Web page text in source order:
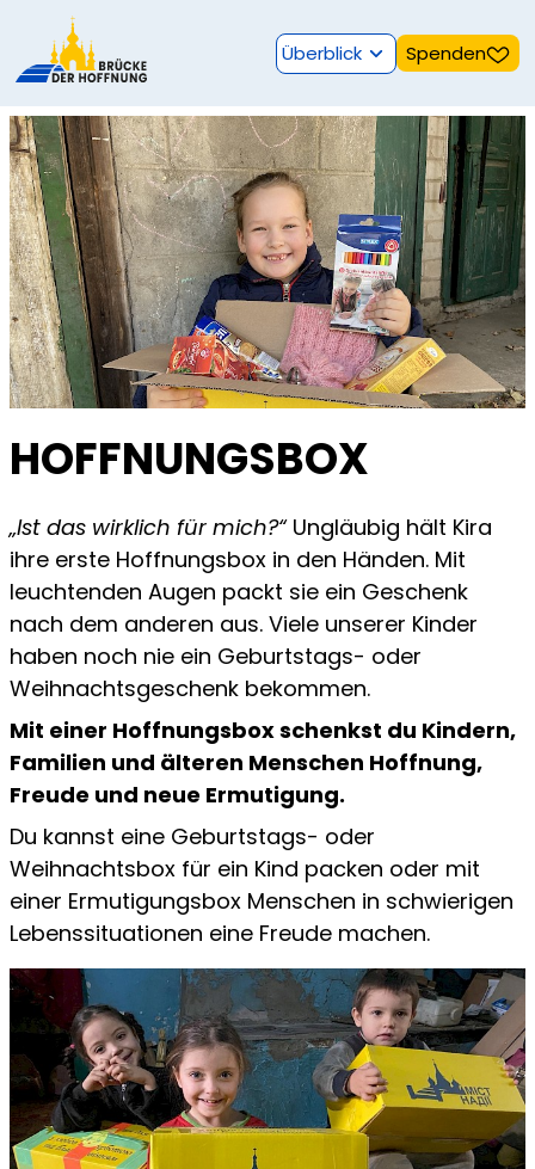
Spenden
Überblick
HOFFNUNGSBOX
„Ist das wirklich für mich?“Ungläubig hält Kira
ihre erste Hoffnungsbox in den Händen. Mit
leuchtenden Augen packt sie ein Geschenk
nach dem anderen aus. Viele unserer Kinder
haben noch nie ein Geburtstags- oder
Weihnachtsgeschenk bekommen.
Mit einer Hoffnungsbox schenkst du Kindern,
Familien und älteren Menschen Hoffnung,
Freude und neue Ermutigung.
Du kannst eine Geburtstags- oder
Weihnachtsbox für ein Kind packen oder mit
einer Ermutigungsbox Menschen in schwierigen
Lebenssituationen eine Freude machen.